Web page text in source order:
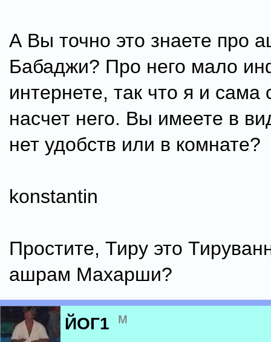
А Вы точно это знаете про
Бабаджи? Про него мало
интернете, так что я и сама
насчет него. Вы имеете в
нет удобств или в комнате?
konstantin
Простите, Тиру это
ашрам Махарши?
ЙОГ1 м